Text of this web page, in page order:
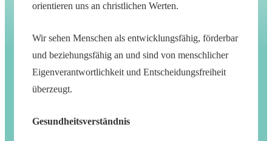
orientieren uns an christlichen Werten.
Wir sehen Menschen als entwicklungsfähig, förderbar
und beziehungsfähig an und sind von menschlicher
Eigenverantwortlichkeit und Entscheidungsfreiheit
überzeugt.
Gesundheitsverständnis